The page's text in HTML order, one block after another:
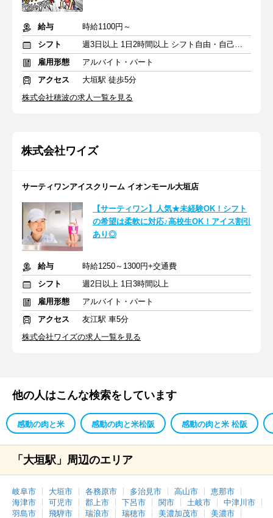
給与
時給1100円～
シフト
週3日以上 1日2時間以上 シフト自由・自己申告
雇用形態
アルバイト・パート
アクセス
大垣駅 徒歩5分
株式会社穂波の求人一覧を見る
株式会社ワイズ
サーティワンアイスクリーム イオンモール大垣店
【サーティワン】人気★未経験OK！シフト
の希望は柔軟に対応♪高校生OK！アイス割引
あり◎
給与
時給1250～1300円+交通費
シフト
週2日以上 1日3時間以上
雇用形態
アルバイト・パート
アクセス
友江駅 車5分
株式会社ワイズの求人一覧を見る
他の人はこんな検索をしています
感動の肉と米 感動の肉と米松阪 感動の肉と米 松阪
「大垣駅」周辺のエリア
岐阜市 大垣市 各務原市 多治見市 高山市
恵那市
海津市
可児市 郡上市 下呂市 関市 土岐市
中津川市
羽島市
飛騨市 瑞浪市 瑞穂市 美濃加茂市 美濃市